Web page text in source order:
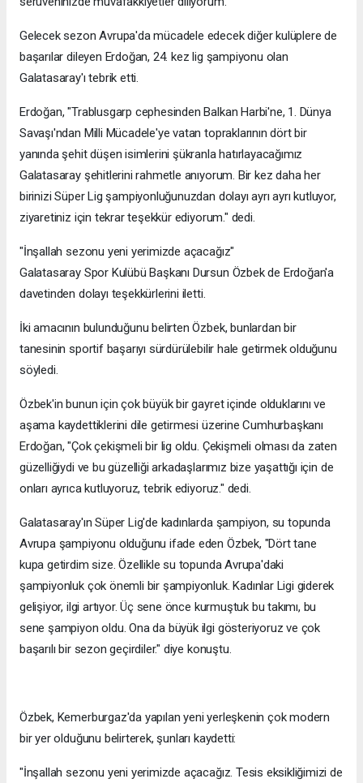
Gelecek sezon Avrupa'da mücadele edecek diğer kulüplere de
başarılar dileyen Erdoğan, 24. kez lig şampiyonu olan
Galatasaray'ı tebrik etti.
Erdoğan, "Trablusgarp cephesinden Balkan Harbi'ne, 1. Dünya
Savaşı'ndan Milli Mücadele'ye vatan topraklarının dört bir
yanında şehit düşen isimlerini şükranla hatırlayacağımız
Galatasaray şehitlerini rahmetle anıyorum. Bir kez daha her
birinizi Süper Lig şampiyonluğunuzdan dolayı ayrı ayrı kutluyor,
ziyaretiniz için tekrar teşekkür ediyorum." dedi.
"İnşallah sezonu yeni yerimizde açacağız"
Galatasaray Spor Kulübü Başkanı Dursun Özbek de Erdoğan'a
davetinden dolayı teşekkürlerini iletti.
İki amacının bulunduğunu belirten Özbek, bunlardan bir
tanesinin sportif başarıyı sürdürülebilir hale getirmek olduğunu
söyledi.
Özbek'in bunun için çok büyük bir gayret içinde olduklarını ve
aşama kaydettiklerini dile getirmesi üzerine Cumhurbaşkanı
Erdoğan, "Çok çekişmeli bir lig oldu. Çekişmeli olması da zaten
güzelliğiydi ve bu güzelliği arkadaşlarımız bize yaşattığı için de
onları ayrıca kutluyoruz, tebrik ediyoruz." dedi.
Galatasaray'ın Süper Lig'de kadınlarda şampiyon, su topunda
Avrupa şampiyonu olduğunu ifade eden Özbek, "Dört tane
kupa getirdim size. Özellikle su topunda Avrupa'daki
şampiyonluk çok önemli bir şampiyonluk. Kadınlar Ligi giderek
gelişiyor, ilgi artıyor. Üç sene önce kurmuştuk bu takımı, bu
sene şampiyon oldu. Ona da büyük ilgi gösteriyoruz ve çok
başarılı bir sezon geçirdiler." diye konuştu.
Özbek, Kemerburgaz'da yapılan yeni yerleşkenin çok modern
bir yer olduğunu belirterek, şunları kaydetti:
"İnşallah sezonu yeni yerimizde açacağız. Tesis eksikliğimizi de